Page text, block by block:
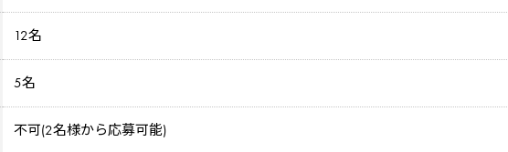
12名
5名
不可(2名様から応募可能)